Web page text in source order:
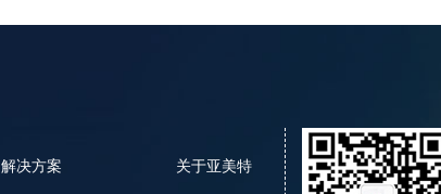
解决方案 关于亚美特